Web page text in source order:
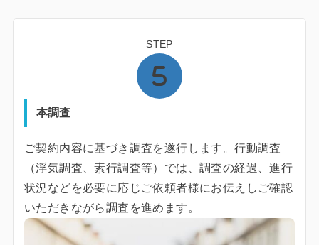
STEP
本調査
ご契約内容に基づき調査を遂行します。行動調査
（浮気調査、素行調査等）では、調査の経過、進行
状況などを必要に応じご依頼者様にお伝えしご確認
いただきながら調査を進めます。